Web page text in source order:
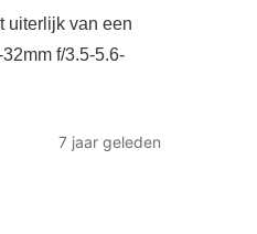
uiterlijk van een
f/3.5-5.6-
7 jaar geleden